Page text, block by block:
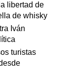
libertad de
de whisky
Iván
turistas